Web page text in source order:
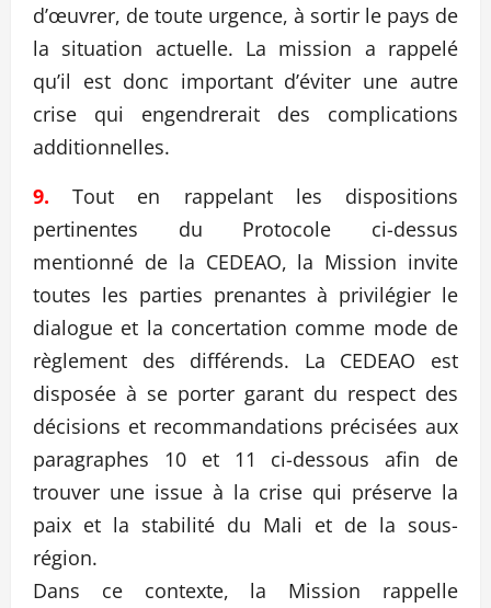
d’œuvrer, de toute urgence, à sortir le pays de
la situation actuelle. La mission a rappelé
qu’il est donc important d’éviter une autre
crise qui engendrerait des complications
additionnelles.
9. Tout en rappelant les dispositions
pertinentes du Protocole ci-dessus
mentionné de la CEDEAO, la Mission invite
toutes les parties prenantes à privilégier le
dialogue et la concertation comme mode de
règlement des différends. La CEDEAO est
disposée à se porter garant du respect des
décisions et recommandations précisées aux
paragraphes 10 et 11 ci-dessous afin de
trouver une issue à la crise qui préserve la
paix et la stabilité du Mali et de la sous-
région.
Dans ce contexte, la Mission rappelle